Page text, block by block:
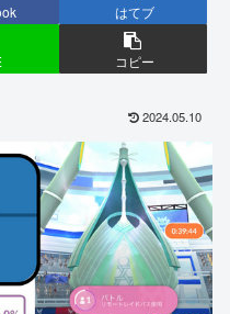
はてブ
コピー
2024.05.10